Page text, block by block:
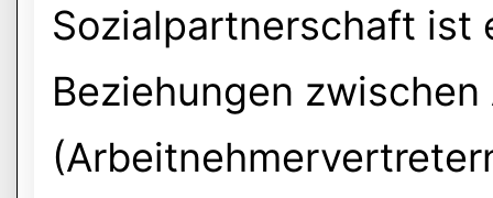
Sozialpartnerschaft ist
Beziehungen